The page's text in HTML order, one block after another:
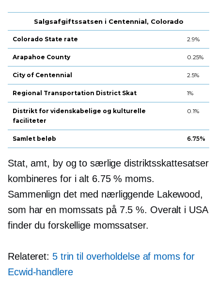
Salgsafgiftssatsen i Centennial, Colorado
Colorado State rate 2.9%
Arapahoe County 0.25%
City of Centennial 2.5%
Regional Transportation District Skat 1%
Distrikt for videnskabelige og kulturelle
faciliteter
0.1%
Samlet beløb 6.75%
Stat, amt, by og to særlige distriktsskattesatser
kombineres for i alt 6.75 % moms.
Sammenlign det med nærliggende Lakewood,
som har en momssats på 7.5 %. Overalt i USA
finder du forskellige momssatser.
Relateret: 5 trin til overholdelse af moms for
Ecwid-handlere